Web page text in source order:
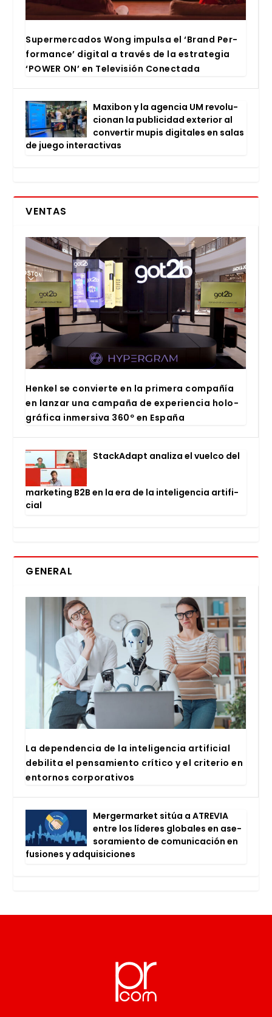
Super­mer­ca­dos Wong impul­sa el ‘Brand Per­
for­man­ce’ digi­tal a tra­vés de la estra­te­gia
‘POWER ON’ en Tele­vi­sión Conec­ta­da
Maxi­bon y la agen­cia UM revo­lu­
cio­nan la publi­ci­dad exte­rior al
con­ver­tir mupis digi­ta­les en salas
de jue­go inter­ac­ti­vas
VENTAS
Hen­kel se con­vier­te en la pri­me­ra com­pa­ñía
en lan­zar una cam­pa­ña de expe­rien­cia holo­
grá­fi­ca inmer­si­va 360º en Espa­ña
Stac­kA­dapt ana­li­za el vuel­co del
mar­ke­ting B2B en la era de la inte­li­gen­cia arti­fi­
cial
GENERAL
La depen­den­cia de la inte­li­gen­cia arti­fi­cial
debi­li­ta el pen­sa­mien­to crí­ti­co y el cri­te­rio en
entor­nos cor­po­ra­ti­vos
Mer­ger­mar­ket sitúa a ATRE­VIA
entre los líde­res glo­ba­les en ase­
so­ra­mien­to de comu­ni­ca­ción en
fusio­nes y adqui­si­cio­nes